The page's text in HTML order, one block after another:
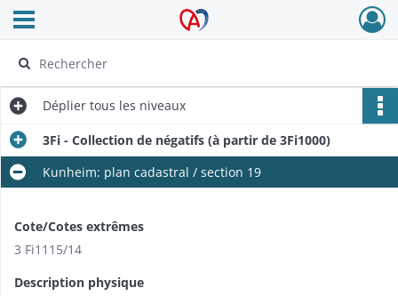
Archives Alsace - Colmar
Ouvrir le menu déroulant
Déplier tous les niveaux
3Fi - Collection de négatifs (à partir de 3Fi1000)
Kunheim: plan cadastral / section 19
Cote/Cotes extrêmes
3 Fi1115/14
Description physique